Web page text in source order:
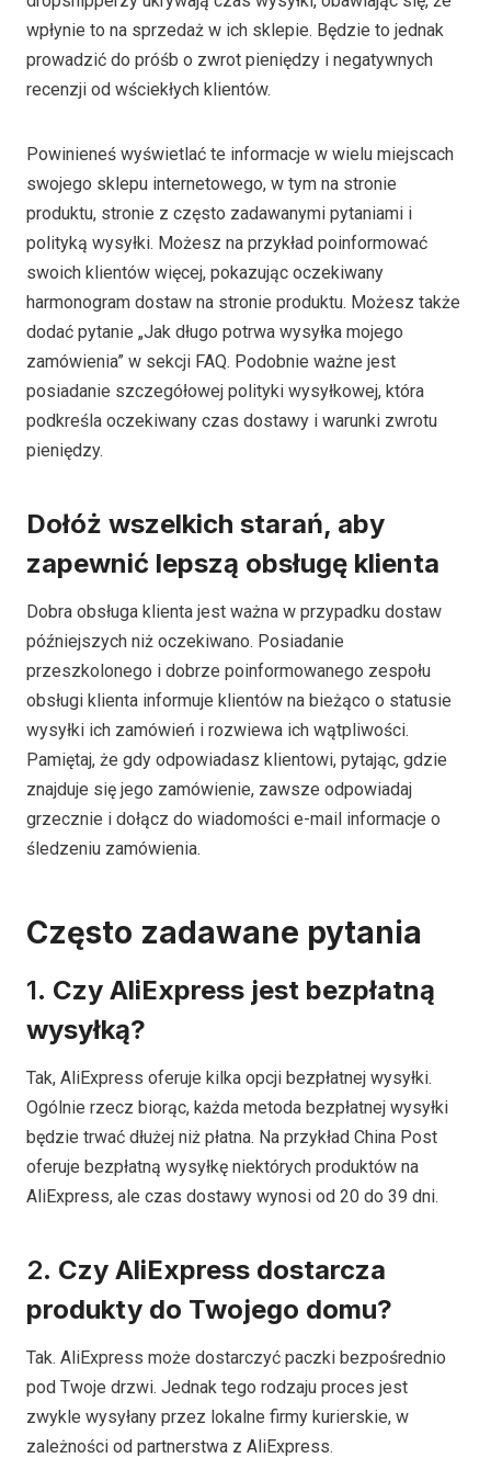
wpłynie to na sprzedaż w ich sklepie. Będzie to jednak
prowadzić do próśb o zwrot pieniędzy i negatywnych
recenzji od wściekłych klientów.
Powinieneś wyświetlać te informacje w wielu miejscach
swojego sklepu internetowego, w tym na stronie
produktu, stronie z często zadawanymi pytaniami i
polityką wysyłki. Możesz na przykład poinformować
swoich klientów więcej, pokazując oczekiwany
harmonogram dostaw na stronie produktu. Możesz także
dodać pytanie „Jak długo potrwa wysyłka mojego
zamówienia” w sekcji FAQ. Podobnie ważne jest
posiadanie szczegółowej polityki wysyłkowej, która
podkreśla oczekiwany czas dostawy i warunki zwrotu
pieniędzy.
Dołóż wszelkich starań, aby
zapewnić lepszą obsługę klienta
Dobra obsługa klienta jest ważna w przypadku dostaw
późniejszych niż oczekiwano. Posiadanie
przeszkolonego i dobrze poinformowanego zespołu
obsługi klienta informuje klientów na bieżąco o statusie
wysyłki ich zamówień i rozwiewa ich wątpliwości.
Pamiętaj, że gdy odpowiadasz klientowi, pytając, gdzie
znajduje się jego zamówienie, zawsze odpowiadaj
grzecznie i dołącz do wiadomości e-mail informacje o
śledzeniu zamówienia.
Często zadawane pytania
1. Czy AliExpress jest bezpłatną
wysyłką?
Tak, AliExpress oferuje kilka opcji bezpłatnej wysyłki.
Ogólnie rzecz biorąc, każda metoda bezpłatnej wysyłki
będzie trwać dłużej niż płatna. Na przykład China Post
oferuje bezpłatną wysyłkę niektórych produktów na
AliExpress, ale czas dostawy wynosi od 20 do 39 dni.
2. Czy AliExpress dostarcza
produkty do Twojego domu?
Tak. AliExpress może dostarczyć paczki bezpośrednio
pod Twoje drzwi. Jednak tego rodzaju proces jest
zwykle wysyłany przez lokalne firmy kurierskie, w
zależności od partnerstwa z AliExpress.